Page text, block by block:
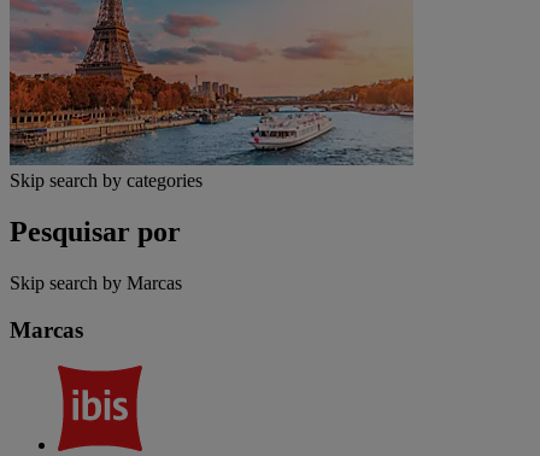
Skip search by categories
Pesquisar por
Skip search by Marcas
Marcas